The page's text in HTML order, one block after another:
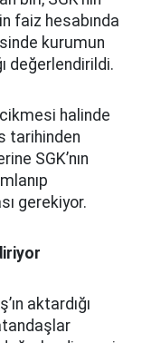
faiz hesabında
kurumun
değerlendirildi.
halinde
tarihinden
SGK’nın
gerekiyor.
aktardığı